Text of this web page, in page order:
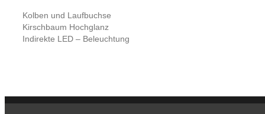
Kolben und Laufbuchse
Kirschbaum Hochglanz
Indirekte LED – Beleuchtung